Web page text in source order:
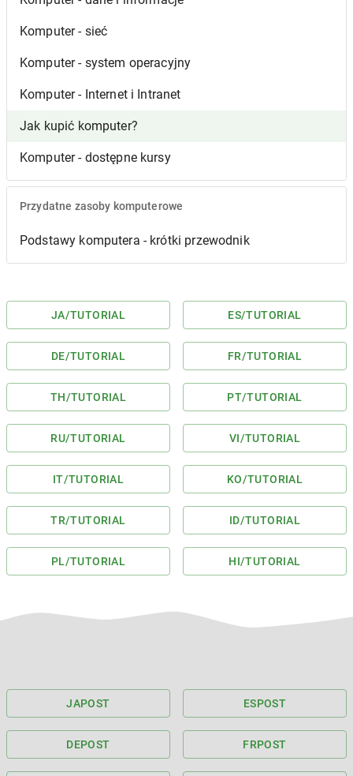
Komputer - sieć
Komputer - system operacyjny
Komputer - Internet i Intranet
Jak kupić komputer?
Komputer - dostępne kursy
Przydatne zasoby komputerowe
Podstawy komputera - krótki przewodnik
JA/TUTORIAL ES/TUTORIAL
DE/TUTORIAL FR/TUTORIAL
TH/TUTORIAL PT/TUTORIAL
RU/TUTORIAL VI/TUTORIAL
IT/TUTORIAL KO/TUTORIAL
TR/TUTORIAL ID/TUTORIAL
PL/TUTORIAL HI/TUTORIAL
JAPOST ESPOST
DEPOST FRPOST